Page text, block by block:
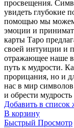
просвещения.
увидеть глубокие
помощью мы можем
эмоции и
карты Таро
своей интуиции и
отражающее наше
путь к мудрости.
прорицания, но и
нас в мир
и обрести
Добавить в список
В корзину
Быстрый Просмотр